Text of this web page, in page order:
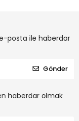
posta ile haberdar
Gönder
haberdar olmak